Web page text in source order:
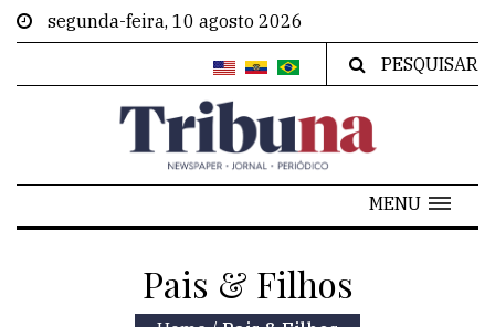
segunda-feira, 10 agosto 2026
PESQUISAR
MENU
Pais & Filhos